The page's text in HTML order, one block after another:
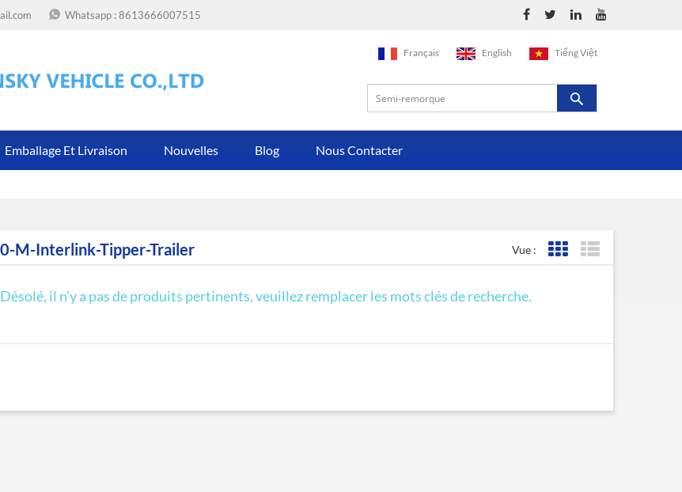
Whatsapp :8613666007515
Français English Tiếng Việt
Emballage Et Livraison Nouvelles Blog Nous Contacter
M-Interlink-Tipper-Trailer Vue : Affichage de la grille
Désolé, il n’y a pas de produits pertinents, veuillez remplacer les mots clés de recherche.